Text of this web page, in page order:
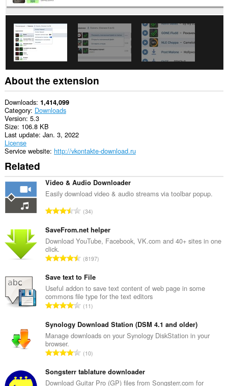
About the extension
Downloads 1,414,099
Category Downloads
Version 5.3
Size 106.8 KB
Last update Jan. 3, 2022
License
Service website http://vkontakte-download.ru
Related
Video & Audio Downloader
Easily download video & audio streams via toolbar popup.
T
t
a
n
m
b
e
o
f
a
i
n
34
SaveFrom.net helper
Download YouTube, Facebook, VK.com and 40+ sites in one
click.
T
t
a
l
n
m
b
e
o
f
8197
Save text to File
Useful addon to save text content of web page in some
commons file type for the text editors
T
t
a
n
m
11
Synology Download Station (DSM 4.1 and older)
Manage downloads on your Synology DiskStation in your
browser.
T
t
a
10
Songsterr tablature downloader
Download Guitar Pro (GP) files from Songsterr.com for